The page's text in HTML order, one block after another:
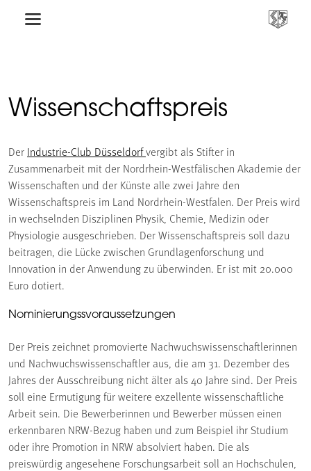
Wissenschaftspreis
Der Industrie-Club Düsseldorfvergibt als Stifter in
Zusammenarbeit mit der Nordrhein-Westfälischen Akademie der
Wissenschaften und der Künste alle zwei Jahre den
Wissenschaftspreis im Land Nordrhein-Westfalen. Der Preis wird
in wechselnden Disziplinen Physik, Chemie, Medizin oder
Physiologie ausgeschrieben. Der Wissenschaftspreis soll dazu
beitragen, die Lücke zwischen Grundlagenforschung und
Innovation in der Anwendung zu überwinden. Er ist mit 20.000
Euro dotiert.
Nominierungssvoraussetzungen
Der Preis zeichnet promovierte Nachwuchswissenschaftlerinnen
und Nachwuchswissenschaftler aus, die am 31. Dezember des
Jahres der Ausschreibung nicht älter als 40 Jahre sind. Der Preis
soll eine Ermutigung für weitere exzellente wissenschaftliche
Arbeit sein. Die Bewerberinnen und Bewerber müssen einen
erkennbaren NRW-Bezug haben und zum Beispiel ihr Studium
oder ihre Promotion in NRW absolviert haben. Die als
preiswürdig angesehene Forschungsarbeit soll an Hochschulen,